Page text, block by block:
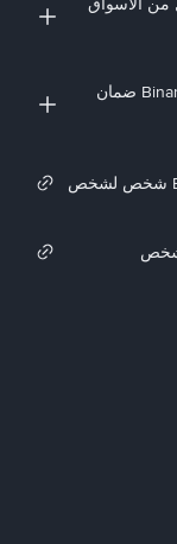
كيف أحمي نفسي من الاحتيال؟ Binance P2P ضمان